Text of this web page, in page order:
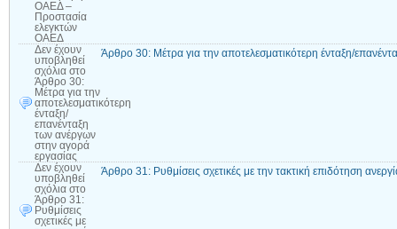
ΟΑΕΔ –
Προστασία
ελεγκτών
ΟΑΕΔ
Δεν έχουν
υποβληθεί
σχόλια στο
Άρθρο 30:
Μέτρα για την
αποτελεσματικότερη
ένταξη/
επανένταξη
των ανέργων
στην αγορά
εργασίας
Άρθρο 30: Μέτρα για την αποτελεσματικότερη ένταξη/
Δεν έχουν
υποβληθεί
σχόλια στο
Άρθρο 31:
Ρυθμίσεις
σχετικές με
Άρθρο 31: Ρυθμίσεις σχετικές με την τακτική επιδότηση